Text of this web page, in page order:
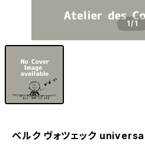
1/1
ベルク ヴォツェック